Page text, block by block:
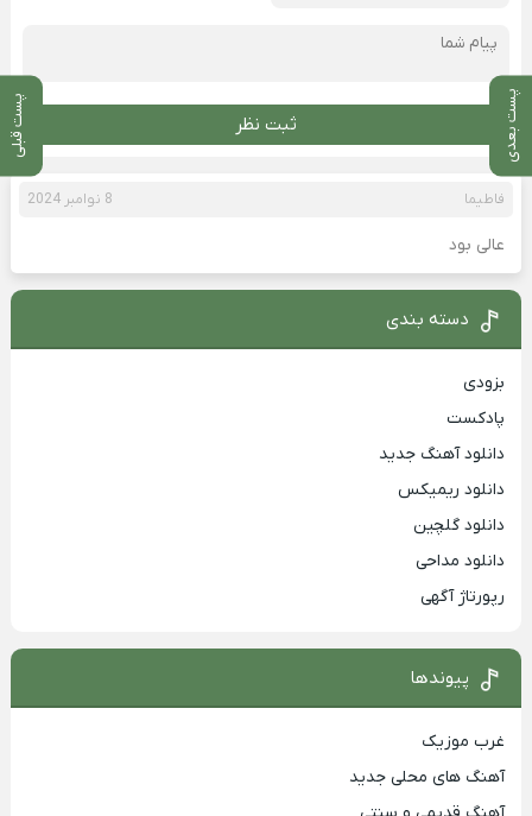
پست بعدی پست قبلی ثبت نظر
فاطیما 8 نوامبر 2024
عالی بود
دسته بندی
بزودی
پادکست
دانلود آهنگ جدید
دانلود ریمیکس
دانلود گلچین
دانلود مداحی
رپورتاژ آگهی
پیوندها
غرب موزیک
آهنگ های محلی جدید